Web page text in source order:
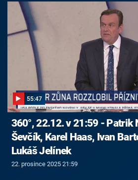
55:47
360°, 22.12. v 21:59 - Patrik
Ševčík, Karel Haas, Ivan
Lukáš Jelínek
22. prosince 2025 21:59